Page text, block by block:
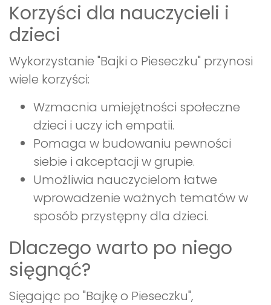
Korzyści dla nauczycieli i
dzieci
Wykorzystanie "Bajki o Pieseczku" przynosi
wiele korzyści:
Wzmacnia umiejętności społeczne
dzieci i uczy ich empatii.
Pomaga w budowaniu pewności
siebie i akceptacji w grupie.
Umożliwia nauczycielom łatwe
wprowadzenie ważnych tematów w
sposób przystępny dla dzieci.
Dlaczego warto po niego
sięgnąć?
Sięgając po "Bajkę o Pieseczku",